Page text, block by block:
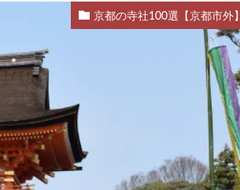
京都の寺社100選【京都市外】